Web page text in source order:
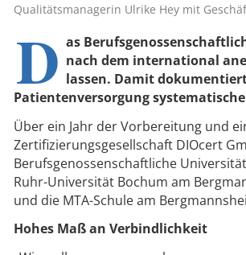
Qualitätsmanagerin Ulrike Hey mit
D as
nach dem international
lassen. Damit
Patientenversorgung
Über ein Jahr der Vorbereitung und
Zertifizierungsgesellschaft DIOcert
Berufsgenossenschaftliche
Ruhr-Universität Bochum am
und die MTA-Schule am
Hohes Maß an Verbindlichkeit